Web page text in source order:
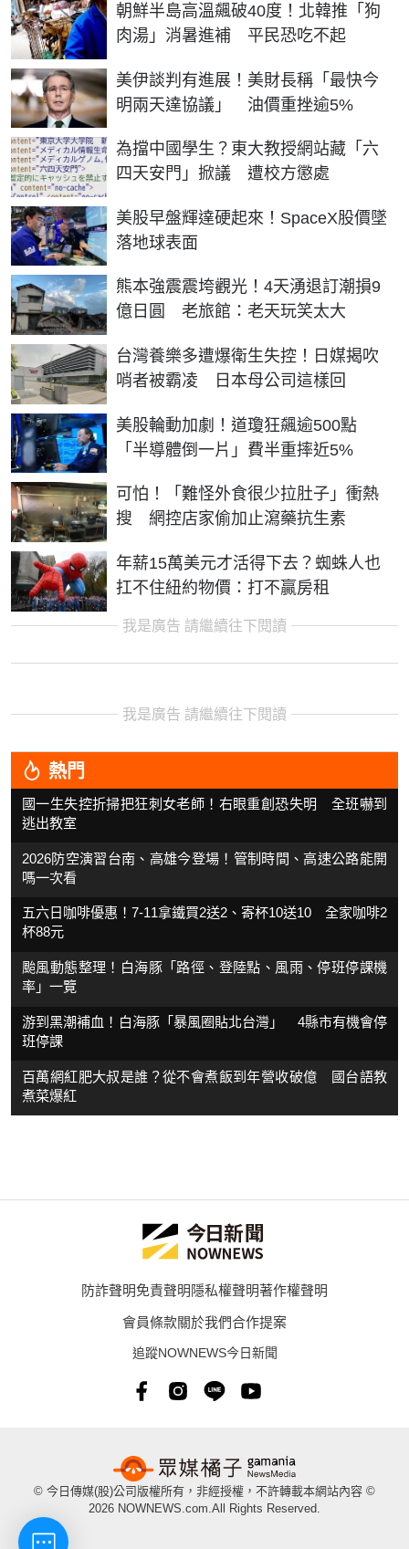
朝鮮半島高溫飆破40度！北韓推「狗
肉湯」消暑進補 平民恐吃不起
美伊談判有進展！美財長稱「最快今
明兩天達協議」 油價重挫逾5%
為擋中國學生？東大教授網站藏「六
四天安門」掀議 遭校方懲處
美股早盤輝達硬起來！SpaceX股價墜
落地球表面
熊本強震震垮觀光！4天湧退訂潮損9
億日圓 老旅館：老天玩笑太大
台灣養樂多遭爆衛生失控！日媒揭吹
哨者被霸凌 日本母公司這樣回
美股輪動加劇！道瓊狂飆逾500點
「半導體倒一片」費半重摔近5%
可怕！「難怪外食很少拉肚子」衝熱
搜 網控店家偷加止瀉藥抗生素
年薪15萬美元才活得下去？蜘蛛人也
扛不住紐約物價：打不贏房租
我是廣告 請繼續往下閱讀
我是廣告 請繼續往下閱讀
熱門
國一生失控折掃把狂刺女老師！右眼重創恐失明 全班嚇到
逃出教室
2026防空演習台南、高雄今登場！管制時間、高速公路能開
嗎一次看
五六日咖啡優惠！7-11拿鐵買2送2、寄杯10送10 全家咖啡2
杯88元
颱風動態整理！白海豚「路徑、登陸點、風雨、停班停課機
率」一覽
游到黑潮補血！白海豚「暴風圈貼北台灣」 4縣市有機會停
班停課
百萬網紅肥大叔是誰？從不會煮飯到年營收破億 國台語教
煮菜爆紅
防詐聲明免責聲明隱私權聲明著作權聲明
會員條款關於我們合作提案
追蹤NOWNEWS今日新聞
© 今日傳媒(股)公司版權所有，非經授權，不許轉載本網站內容 ©
2026 NOWNEWS.com.All Rights Reserved.